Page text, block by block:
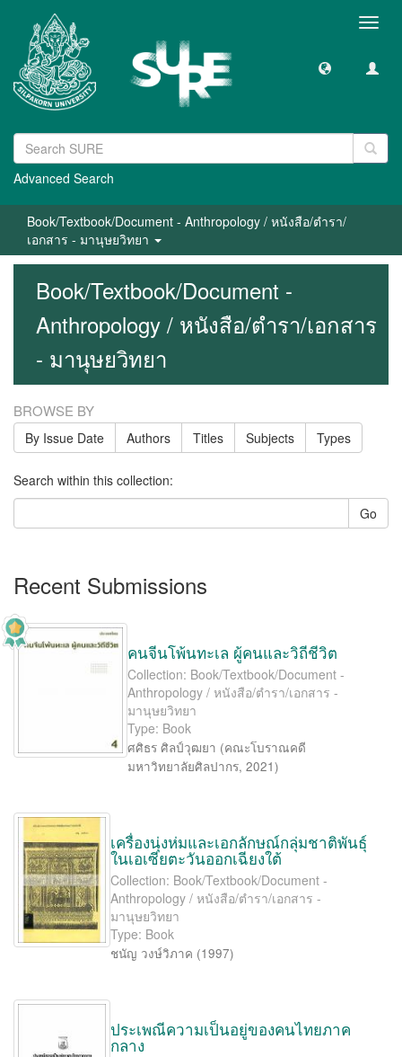
Advanced Search
Book/Textbook/Document - Anthropology / หนังสือ/ตำรา/
เอกสาร - มานุษยวิทยา
Book/Textbook/Document -
Anthropology / หนังสือ/ตำรา/เอกสาร
- มานุษยวิทยา
BROWSE BY
By Issue Date Authors Titles Subjects Types
Search within this collection:
Go
Recent Submissions
คนจีนโพ้นทะเล ผู้คนและวิถีชีวิต
Collection: Book/Textbook/Document -
Anthropology / หนังสือ/ตำรา/เอกสาร -
มานุษยวิทยา
Type: Book
ศศิธร ศิลป์วุฒยา (คณะโบราณคดี
มหาวิทยาลัยศิลปากร, 2021)
เครื่องนุ่งห่มและเอกลักษณ์กลุ่มชาติพันธุ์
ในเอเซียตะวันออกเฉียงใต้
Collection: Book/Textbook/Document -
Anthropology / หนังสือ/ตำรา/เอกสาร -
มานุษยวิทยา
Type: Book
ชนัญ วงษ์วิภาค (1997)
ประเพณีความเป็นอยู่ของคนไทยภาค
กลาง